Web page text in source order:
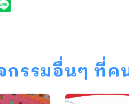
กรรมอื่นๆ ที่ค